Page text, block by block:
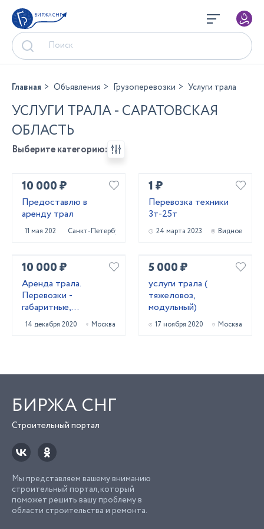
БИРЖА СНГ
Главная Объявления Грузоперевозки Услуги трала
УСЛУГИ ТРАЛА - САРАТОВСКАЯ
ОБЛАСТЬ
Выберите категорию:
10 000 ₽
Предоставлю в
аренду трал
11 мая 2023 Санкт-Петербург
1 ₽
Перевозка техники
3т-25т
24 марта 2023 Видное
10 000 ₽
Аренда трала.
Перевозки -
габаритные,
негабаритные
14 декабря 2020 Москва
5 000 ₽
услуги трала (
тяжеловоз,
модульный)
17 ноября 2020 Москва
БИРЖА СНГ
Строительный портал
Мы представляем вашему вниманию
строительный портал, который
поможет решить вашу проблему в
области строительства и ремонта.